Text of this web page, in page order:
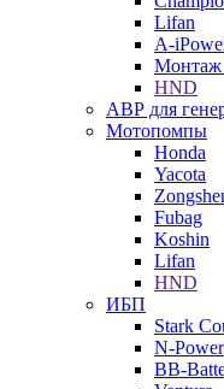
Lifan
A-
Монтаж
HND
АВР для
Мотопомпы
Honda
Yacota
Fubag
Koshin
Lifan
HND
ИБП
Stark
N-Power
BB-